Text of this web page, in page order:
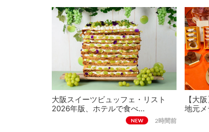
大阪スイーツビュッフェ・リスト
2026年版、ホテルで食べ…
NEW 2時間前
【大
地元